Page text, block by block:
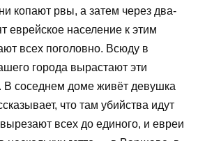
копают рвы, а затем через два-
еврейское население к этим
всех поголовно. Всюду в
города вырастают эти
В соседнем доме живёт девушка
что там убийства идут
всех до единого, и евреи